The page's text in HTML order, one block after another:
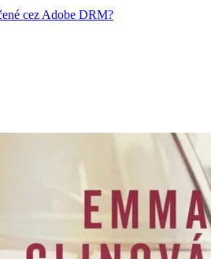
cez Adobe DRM?